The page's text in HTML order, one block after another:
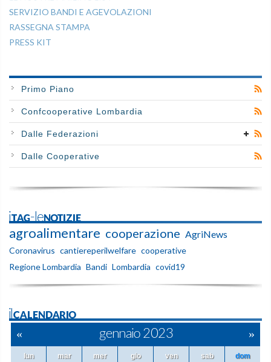
SERVIZIO BANDI E AGEVOLAZIONI
RASSEGNA STAMPA
PRESS KIT
Primo Piano
Confcooperative Lombardia
Dalle Federazioni
Dalle Cooperative
iTAG-leNOTIZIE
agroalimentare cooperazione AgriNews
Coronavirus cantiereperilwelfare cooperative
Regione Lombardia Bandi Lombardia covid19
ilCALENDARIO
« gennaio 2023 »
lun mar mer gio ven sab dom